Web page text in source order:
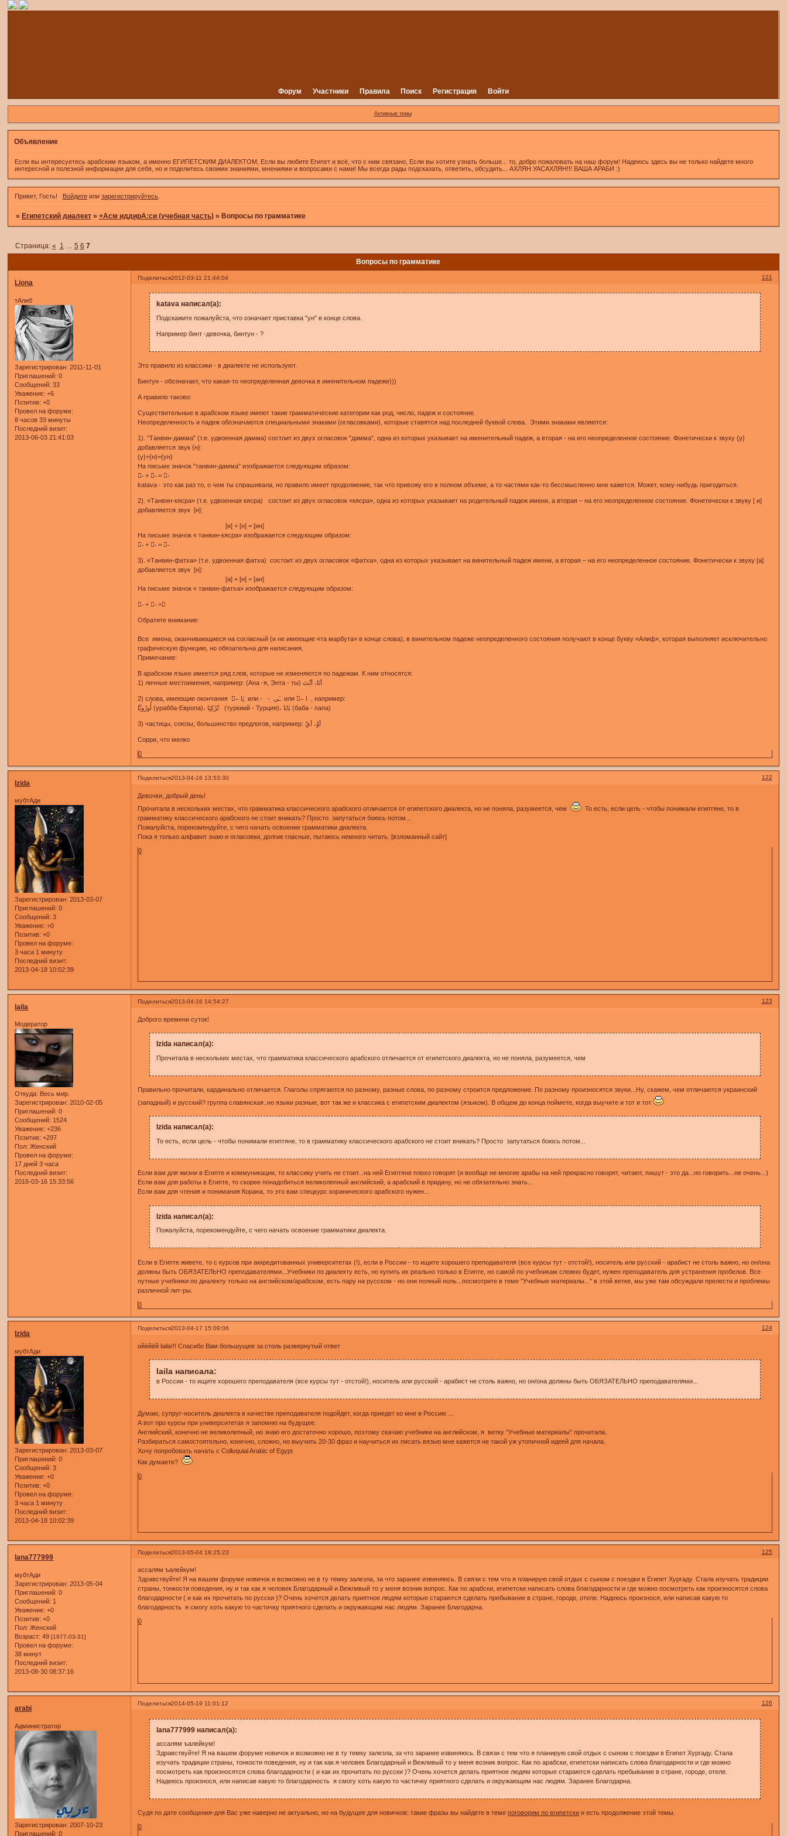
Форум Участники Правила Поиск Регистрация Войти
Активные темы
Объявление
Если вы интересуетесь арабским языком, а именно ЕГИПЕТСКИМ ДИАЛЕКТОМ, Если вы любите Египет и всё, что с ним связано, Если вы хотите узнать больше... то, добро пожаловать на наш форум! Надеюсь здесь вы не только найдете много
интересной и полезной информации для себя, но и поделитесь своими знаниями, мнениями и вопросами с нами! Мы всегда рады подсказать, ответить, обсудить... АХЛЯН УАСАХЛЯН!!! ВАША АРАБИ :)
Привет, Гость! Войдитеили зарегистрируйтесь.
» Египетский диалект » +Асм иддирА:си (учебная часть) » Вопросы по грамматике
Вопросы по грамматике
Страница: « 1 5 6 7
Поделиться 121
2012-03-11 21:44:04
Liona
тАлиб
Зарегистрирован: 2011-11-01
Приглашений: 0
Сообщений: 33
Уважение: +6
Позитив: +0
Провел на форуме:
8 часов 33 минуты
Последний визит:
2013-06-03 21:41:03
katava написал(а):
Подскажите пожалуйста, что означает приставка "ун" в конце слова.
Например бинт -девочка, бинтун - ?
Это правило из классики - в диалекте не используют.
Бинтун - обозначает, что какая-то неопределенная девочка в именительном падеже)))
А правило таково:
Существительные в арабском языке имеют такие грамматические категории как род, число, падеж и состояние.
Неопределенность и падеж обозначаются специальными знаками (огласовками), которые ставятся над последней буквой слова. Этими знаками являются:
1). "Танвин-дамма" (т.е. удвоенная дамма) состоит из двух огласовок "дамма", одна из которых указывает на именительный падеж, а вторая - на его неопределенное состояние. Фонетически к звуку {у}
добавляется звук {н}:
{у}+{н}={ун}
На письме значок "танвин-дамма" изображается следующим образом:
-ُ + -ُ = -ٌ
katava - это как раз то, о чем ты спрашивала, но правило имеет продолжение, так что привожу его в полном объеме, а то частями как-то бессмысленно мне кажется. Может, кому-нибудь пригодиться.
2). «Танвин-кясра» (т.е. удвоенная кясра) состоит из двух огласовок «кясра», одна из которых указывает на родительный падеж имени, а вторая – на его неопределенное состояние. Фонетически к звуку [ и]
добавляется звук [н]:
[и] + [н] = [ин]
На письме значок « танвин-кясра» изображается следующим образом:
-ِ + -ِ = -ٍ
3). «Танвин-фатха» (т.е. удвоенная фатха) состоит из двух огласовок «фатха», одна из которых указывает на винительный падеж имени, а вторая – на его неопределенное состояние. Фонетически к звуку [а]
добавляется звук [н]:
[а] + [н] = [ан]
На письме значок « танвин-фатха» изображается следующим образом:
-َ + -َ = ً
Обратите внимание:
Все имена, оканчивающиеся на согласный (и не имеющие «та марбута» в конце слова), в винительном падеже неопределенного состояния получают в конце букву «Алиф», которая выполняет исключительно
графическую функцию, но обязательна для написания.
Примечание:
В арабском языке имеется ряд слов, которые не изменяются по падежам. К ним относятся:
1) личные местоимения, например: (Ана -я, Энта - ты) أنَا، أنْتَ
2) слова, имеющие окончания –ِ يَا или - - ـَى или –َ ا , например:
أُورُوبَّا (урабба-Европа)، تُرْكِيَا (туркиий - Турция)، بَابَا (баба - папа)
3) частицы, союзы, большинство предлогов, например: أوْ، أيْ
Сорри, что мелко
0
Поделиться 122
2013-04-16 13:53:30
Izida
мубтАди
Зарегистрирован: 2013-03-07
Приглашений: 0
Сообщений: 3
Уважение: +0
Позитив: +0
Провел на форуме:
3 часа 1 минуту
Последний визит:
2013-04-18 10:02:39
Девочки, добрый день!
Прочитала в нескольких местах, что грамматика классического арабского отличается от египетского диалекта, но не поняла, разумеется, чем
То есть, если цель - чтобы понимали египтяне, то в
грамматику классического арабского не стоит вникать? Просто запутаться боюсь потом...
Пожалуйста, порекомендуйте, с чего начать освоение грамматики диалекта.
Пока я только алфавит знаю и огласовки, долгие гласные, пытаюсь немного читать. [взломанный сайт]
0
Поделиться 123
2013-04-16 14:54:27
laila
Модератор
Откуда: Весь мир.
Зарегистрирован: 2010-02-05
Приглашений: 0
Сообщений: 1524
Уважение: +236
Позитив: +297
Пол: Женский
Провел на форуме:
17 дней 3 часа
Последний визит:
2016-03-16 15:33:56
Доброго времени суток!
Izida написал(а):
Прочитала в нескольких местах, что грамматика классического арабского отличается от египетского диалекта, но не поняла, разумеется, чем
Правильно прочитали, кардинально отличается. Глаголы спрягаются по разному, разные слова, по разному строится предложение. По разному произносятся звуки...Ну, скажем, чем отличаются украинский
(западный) и русский? группа славянская..но языки разные, вот так же и классика с египетским диалектом (языком). В общем до конца поймете, когда выучите и тот и тот
Izida написал(а):
То есть, если цель - чтобы понимали египтяне, то в грамматику классического арабского не стоит вникать? Просто запутаться боюсь потом...
Если вам для жизни в Египте и коммуникации, то классику учить не стоит...на ней Египтяне плохо говорят (и вообще не многие арабы на ней прекрасно говорят, читают, пишут - это да...но говорить...не очень...)
Если вам для работы в Египте, то скорее понадобиться великолепный английский, а арабский в придачу, но не обязательно знать...
Если вам для чтения и понимания Корана, то это вам спецкурс коранического арабского нужен...
Izida написал(а):
Пожалуйста, порекомендуйте, с чего начать освоение грамматики диалекта.
Если в Египте живете, то с курсов при аккредитованных университетах (!), если в России - то ищите хорошего преподавателя (все курсы тут - отстой!), носитель или русский - арабист не столь важно, но он/она
должны быть ОБЯЗАТЕЛЬНО преподавателями...Учебники по диалекту есть, но купить их реально только в Египте, но самой по учебникам сложно будет, нужен преподаватель для устранения пробелов. Все
путные учебники по диалекту только на английском/арабском, есть пару на русском - но они полный ноль...посмотрите в теме "Учебные материалы..." в этой ветке, мы уже там обсуждали прелести и проблемы
различной лит-ры.
0
Поделиться 124
2013-04-17 15:09:06
Izida
мубтАди
Зарегистрирован: 2013-03-07
Приглашений: 0
Сообщений: 3
Уважение: +0
Позитив: +0
Провел на форуме:
3 часа 1 минуту
Последний визит:
2013-04-18 10:02:39
ойёйёй laila!!! Спасибо Вам большущее за столь развернутый ответ
laila написала:
в России - то ищите хорошего преподавателя (все курсы тут - отстой!), носитель или русский - арабист не столь важно, но он/она должны быть ОБЯЗАТЕЛЬНО преподавателями...
Думаю, супруг-носитель диалекта в качестве преподавателя подойдет, когда приедет ко мне в Россию ...
А вот про курсы при университетах я запомню на будущее.
Английский, конечно не великолепный, но знаю его достаточно хорошо, поэтому скачаю учебники на английском, я ветку "Учебные материалы" прочитала.
Разбираться самостоятельно, конечно, сложно, но выучить 20-30 фраз и научиться их писать вязью мне кажется не такой уж утопичной идеей для начала.
Хочу попробовать начать с Colloquial Arabic of Egypt
Как думаете?
0
Поделиться 125
2013-05-04 18:25:23
lana777999
мубтАди
Зарегистрирован: 2013-05-04
Приглашений: 0
Сообщений: 1
Уважение: +0
Позитив: +0
Пол: Женский
Возраст: 49[1977-03-31]
Провел на форуме:
38 минут
Последний визит:
2013-08-30 08:37:16
ассалям ъалейкум!
Здравствуйте! Я на вашем форуме новичок и возможно не в ту темку залезла, за что заранее извиняюсь. В связи с тем что я планирую свой отдых с сыном с поездки в Египет Хургаду. Стала изучать традиции
страны, тонкости поведения, ну и так как я человек Благодарный и Вежливый то у меня возник вопрос. Как по арабски, египетски написать слова благодарности и где можно посмотреть как произносятся слова
благодарности ( и как их прочитать по русски )? Очень хочется делать приятное людям которые стараются сделать пребывание в стране, городе, отеле. Надеюсь произнося, или написав какую то
благодарность я смогу хоть какую то частичку приятного сделать и окружающим нас людям. Заранее Благодарна.
0
Поделиться 126
2014-05-19 11:01:12
arabi
Администратор
Зарегистрирован: 2007-10-23
Приглашений: 0
lana777999 написал(а):
ассалям ъалейкум!
Здравствуйте! Я на вашем форуме новичок и возможно не в ту темку залезла, за что заранее извиняюсь. В связи с тем что я планирую свой отдых с сыном с поездки в Египет Хургаду. Стала
изучать традиции страны, тонкости поведения, ну и так как я человек Благодарный и Вежливый то у меня возник вопрос. Как по арабски, египетски написать слова благодарности и где можно
посмотреть как произносятся слова благодарности ( и как их прочитать по русски )? Очень хочется делать приятное людям которые стараются сделать пребывание в стране, городе, отеле.
Надеюсь произнося, или написав какую то благодарность я смогу хоть какую то частичку приятного сделать и окружающим нас людям. Заранее Благодарна.
Судя по дате сообщения-для Вас уже наверно не актуально, но на будущее для новичков: такие фразы вы найдете в темепоговорим по египетски и есть продолжение этой темы.
0